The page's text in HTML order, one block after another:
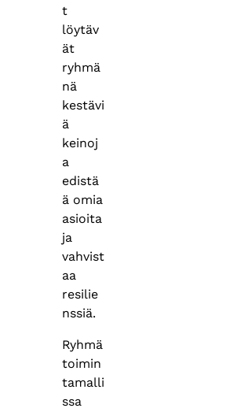
t
löytäv
ät
ryhmä
nä
kestävi
ä
keinoj
a
edistä
ä omia
asioita
ja
vahvist
aa
resilie
nssiä.
Ryhmä
toimin
tamalli
ssa